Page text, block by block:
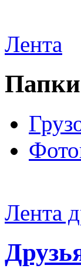
Лента
Папки
Лента